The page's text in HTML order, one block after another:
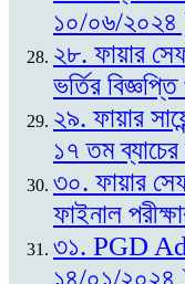
১০/০৬/২০২৪
২৮. ফায়ার
ভর্তির
২৯. ফায়ার
১৭ তম
৩০. ফায়ার
ফাইনাল
৩১. PGD